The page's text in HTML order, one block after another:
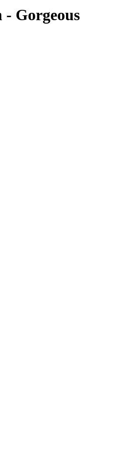
Gorgeous